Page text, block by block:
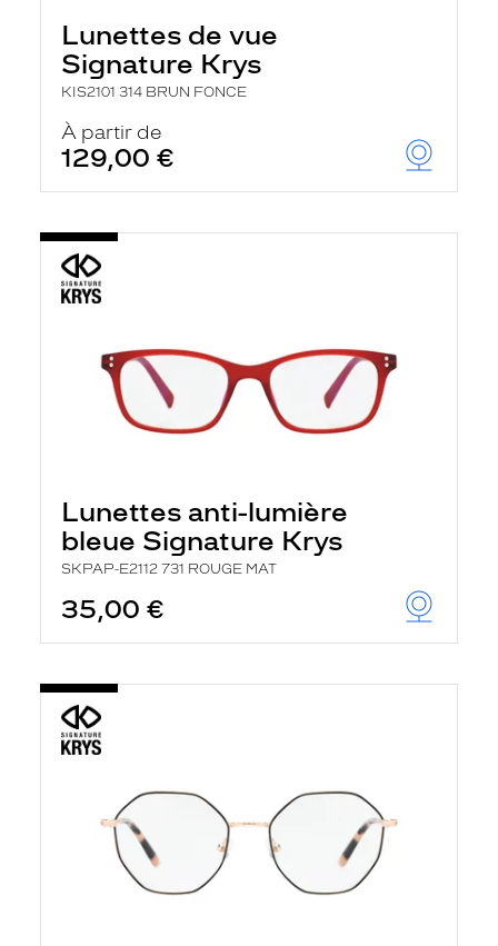
Lunettes de vue
Signature Krys
KIS2101 314 BRUN FONCE
À partir de
129,00 €
Lunettes anti-lumière
bleue Signature Krys
SKPAP-E2112 731 ROUGE MAT
35,00 €